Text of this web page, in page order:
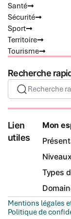
Santé
Sécurité
Sport
Territoire
Tourisme
Recherche
Recherche
Lien
utiles
Mon
Types
Mentions légales
Politique de